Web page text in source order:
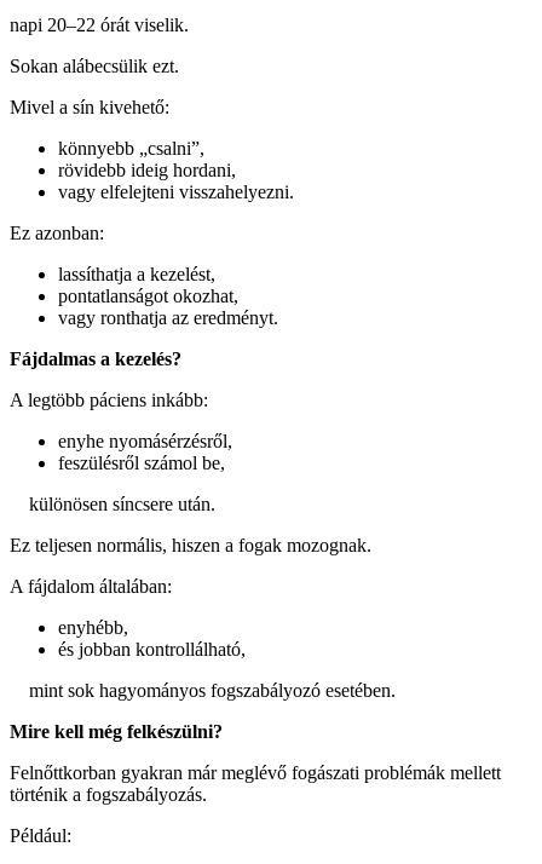
napi 20–22 órát viselik.
Sokan alábecsülik ezt.
Mivel a sín kivehető:
könnyebb „csalni”,
rövidebb ideig hordani,
vagy elfelejteni visszahelyezni.
Ez azonban:
lassíthatja a kezelést,
pontatlanságot okozhat,
vagy ronthatja az eredményt.
Fájdalmas a kezelés?
A legtöbb páciens inkább:
enyhe nyomásérzésről,
feszülésről számol be,
különösen síncsere után.
Ez teljesen normális, hiszen a fogak mozognak.
A fájdalom általában:
enyhébb,
és jobban kontrollálható,
mint sok hagyományos fogszabályozó esetében.
Mire kell még felkészülni?
Felnőttkorban gyakran már meglévő fogászati problémák mellett
történik a fogszabályozás.
Például: